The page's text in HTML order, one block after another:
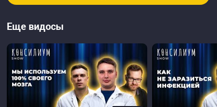
Еще видосы